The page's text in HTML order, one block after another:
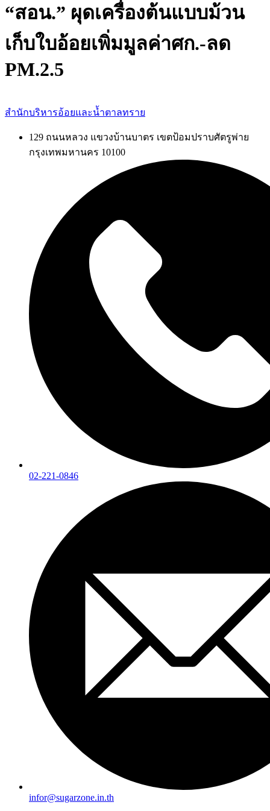
“สอน.” ผุดเครื่องต้นแบบม้วน
เก็บใบอ้อยเพิ่มมูลค่าศก.-ลด
PM.2.5
สำนักบริหารอ้อยและน้ำตาลทราย
129 ถนนหลวง แขวงบ้านบาตร เขตป้อมปราบศัตรูพ่าย
กรุงเทพมหานคร 10100
02-221-0846
infor@sugarzone.in.th